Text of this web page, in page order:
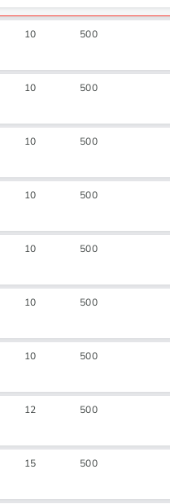
10 500
10 500
10 500
10 500
10 500
10 500
10 500
12 500
15 500